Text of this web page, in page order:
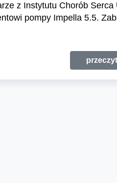
z Instytutu Chorób
pompy Impella 5.5.